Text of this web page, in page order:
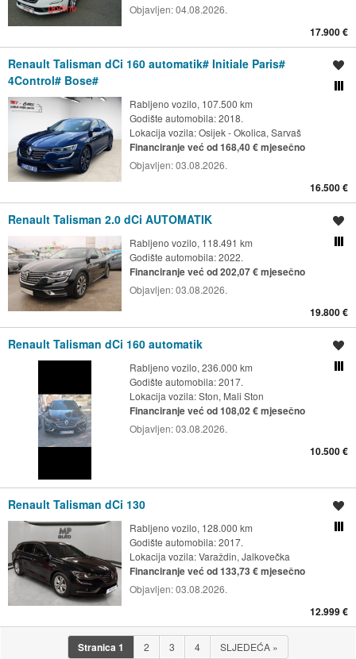
Objavljen:04.08.2026.
17.900 €
Renault Talisman dCi 160 automatik# Initiale Paris#
4Control# Bose#
Rabljeno vozilo, 107.500 km
Godište automobila: 2018.
Lokacija vozila:Osijek - Okolica, Sarvaš
Financiranje već od 168,40 € mjesečno
Objavljen:03.08.2026.
16.500 €
Renault Talisman 2.0 dCi AUTOMATIK
Rabljeno vozilo, 118.491 km
Godište automobila: 2022.
Financiranje već od 202,07 € mjesečno
Objavljen:03.08.2026.
19.800 €
Renault Talisman dCi 160 automatik
Rabljeno vozilo, 236.000 km
Godište automobila: 2017.
Lokacija vozila:Ston, Mali Ston
Financiranje već od 108,02 € mjesečno
Objavljen:03.08.2026.
10.500 €
Renault Talisman dCi 130
Rabljeno vozilo, 128.000 km
Godište automobila: 2017.
Lokacija vozila:Varaždin, Jalkovečka
Financiranje već od 133,73 € mjesečno
Objavljen:03.08.2026.
12.999 €
Stranica1 2 3 4 SLJEDEĆA »